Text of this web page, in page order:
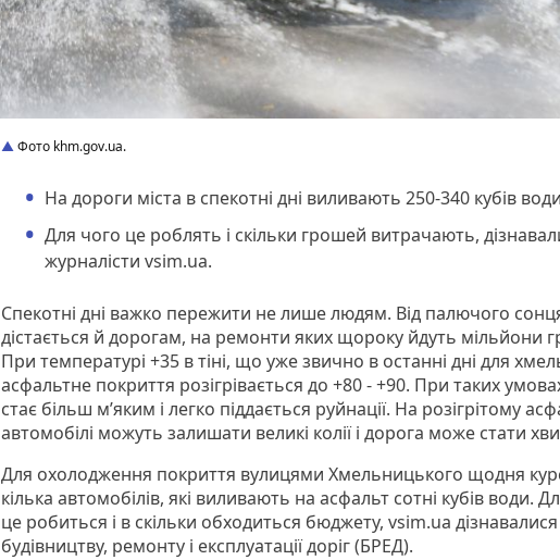
Фото khm.gov.ua.
На дороги міста в спекотні дні виливають 250-340 кубів
Для чого це роблять і скільки грошей витрачають,
журналісти vsim.ua.
Спекотні дні важко пережити не лише людям. Від палючого
дістається й дорогам, на ремонти яких щороку йдуть мільйони
При температурі +35 в тіні, що уже звично в останні дні для
асфальтне покриття розігрівається до +80 - +90. При таких
стає більш м’яким і легко піддається руйнації. На розігрітому
автомобілі можуть залишати великі колії і дорога може стати
Для охолодження покриття вулицями Хмельницького щодня
кілька автомобілів, які виливають на асфальт сотні кубів води.
це робиться і в скільки обходиться бюджету, vsim.ua
будівництву, ремонту і експлуатації доріг (БРЕД).